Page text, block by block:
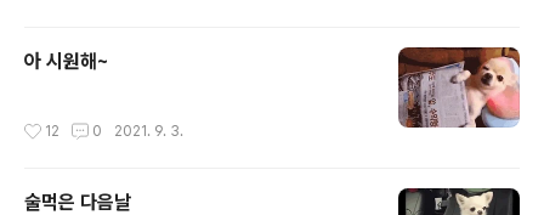
아 시원해~
12 0 2021. 9. 3.
술먹은 다음날